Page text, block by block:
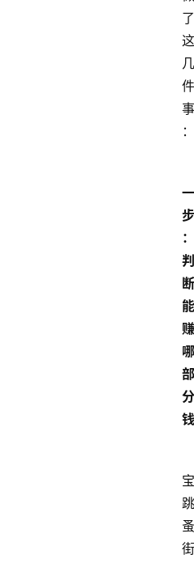
了
这
几
件
事
：
一
步
：
判
断
能
赚
哪
部
分
钱
宝
跳
蚤
街